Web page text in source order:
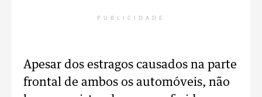
PUBLICIDADE
Apesar dos estragos causados na parte
frontal de ambos os automóveis, não